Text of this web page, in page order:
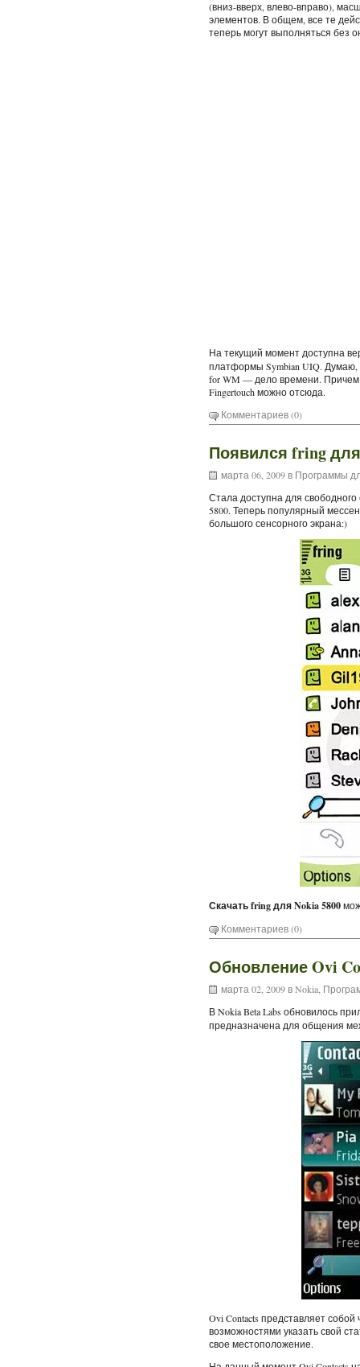
(вниз-вверх, влево-вправо),
элементов. В общем, все те
теперь могут выполняться без
На текущий момент доступна
платформы Symbian UIQ. Думаю,
for WM — дело времени. Причем
Fingertouch можно отсюда.
Комментариев (0)
Появился fring для
марта 06, 2009 в Программы
Стала доступна для
5800. Теперь популярный
большого сенсорного экрана:)
Скачать fring для Nokia 5800
Комментариев (0)
Обновление Ovi
марта 02, 2009 вNokia
В Nokia Beta Labs обновилось
предназначена для общения
Ovi Contacts представляет
возможностями указать свой
свое местоположение.